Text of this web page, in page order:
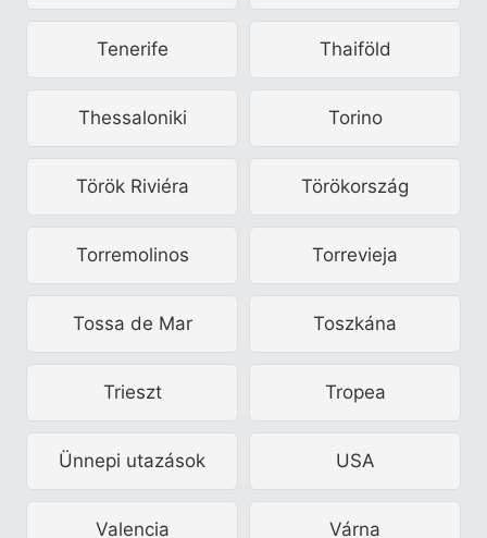
Tenerife Thaiföld
Thessaloniki Torino
Török Riviéra Törökország
Torremolinos Torrevieja
Tossa de Mar Toszkána
Trieszt Tropea
Ünnepi utazások USA
Valencia Várna